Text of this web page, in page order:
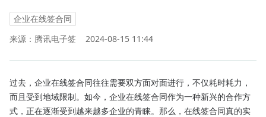
做？
企业在线签合同
来源：腾讯电子签
2024-08-15 11:44
过去，企业在线签合同往往需要双方面对面进行，不仅耗时耗力，
而且受到地域限制。如今，企业在线签合同作为一种新兴的合作方
式，正在逐渐受到越来越多企业的青睐。那么，在线签合同真的实